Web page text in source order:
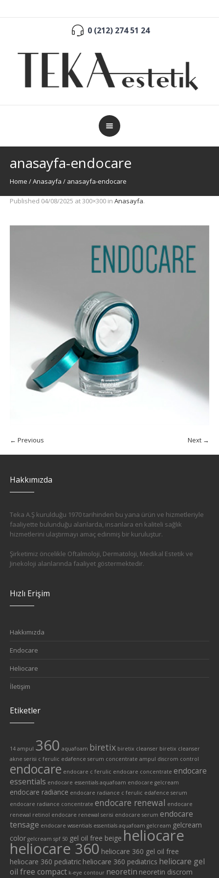
0 (212) 274 51 24
anasayfa-endocare
Home /Anasayfa / anasayfa-endocare
Published 04/08/2025 at 300×300 in Anasayfa.
← Previous Next →
Hakkımızda
Teka A.Ş kurulduğu 1970 tarihinden bu yana ürün ve hizmetleriyle
faaliyette bulunduğu alanlarda, insanlara en kaliteli sağlık
hizmetlerini ulaştırmayı amaç edinmiş bir kuruluştur.
Şirketimiz öncelikle Oftalmoloji, Dermatoloji, Medikal Estetik ve
Jinekoloji alanlarında faaliyet göstermektedir.
Hızlı Erişim
Hakkımızda
Endocare
Heliocare
İletişim
Etiketler
14 ampul 360 aquafoam biretix biretix cleanser biretix cleanser
akne serisi c ferulic edafence serum concentrate ampul discrom control
endocare endocare c ferulic endocare concentrate endocare
essentials endocare essentials aquafoam endocare gelcream
endocare radiance endocare radiance c ferulic edafence serum
endocare radiance concentrate endocare renewal endocare
renewal retinol endocare renewal serisi endocare serum endocare
tensage endocare wssentials essentials aquafoam gelcream gelcream
color gelcream spf 50 gel oil free beige heliocare
heliocare 360 heliocare 360 gel oil free
heliocare 360 pediatric heliocare 360 pediatrics heliocare gel
oil free compact k-eye contour neoretin neoretin discrom